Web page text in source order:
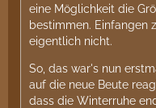
eine Möglichkeit die
bestimmen. Einfangen
eigentlich nicht.
So, das war's nun
auf die neue Beute
dass die Winterruhe